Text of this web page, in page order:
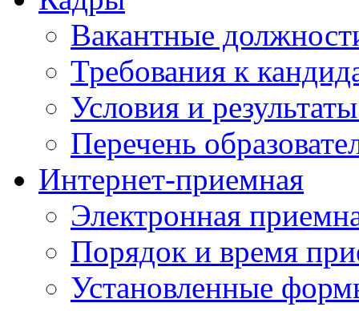
Вакантные
Требования к
Условия и
Перечень
Интернет-приемная
Электронная
Порядок и время
Установленные